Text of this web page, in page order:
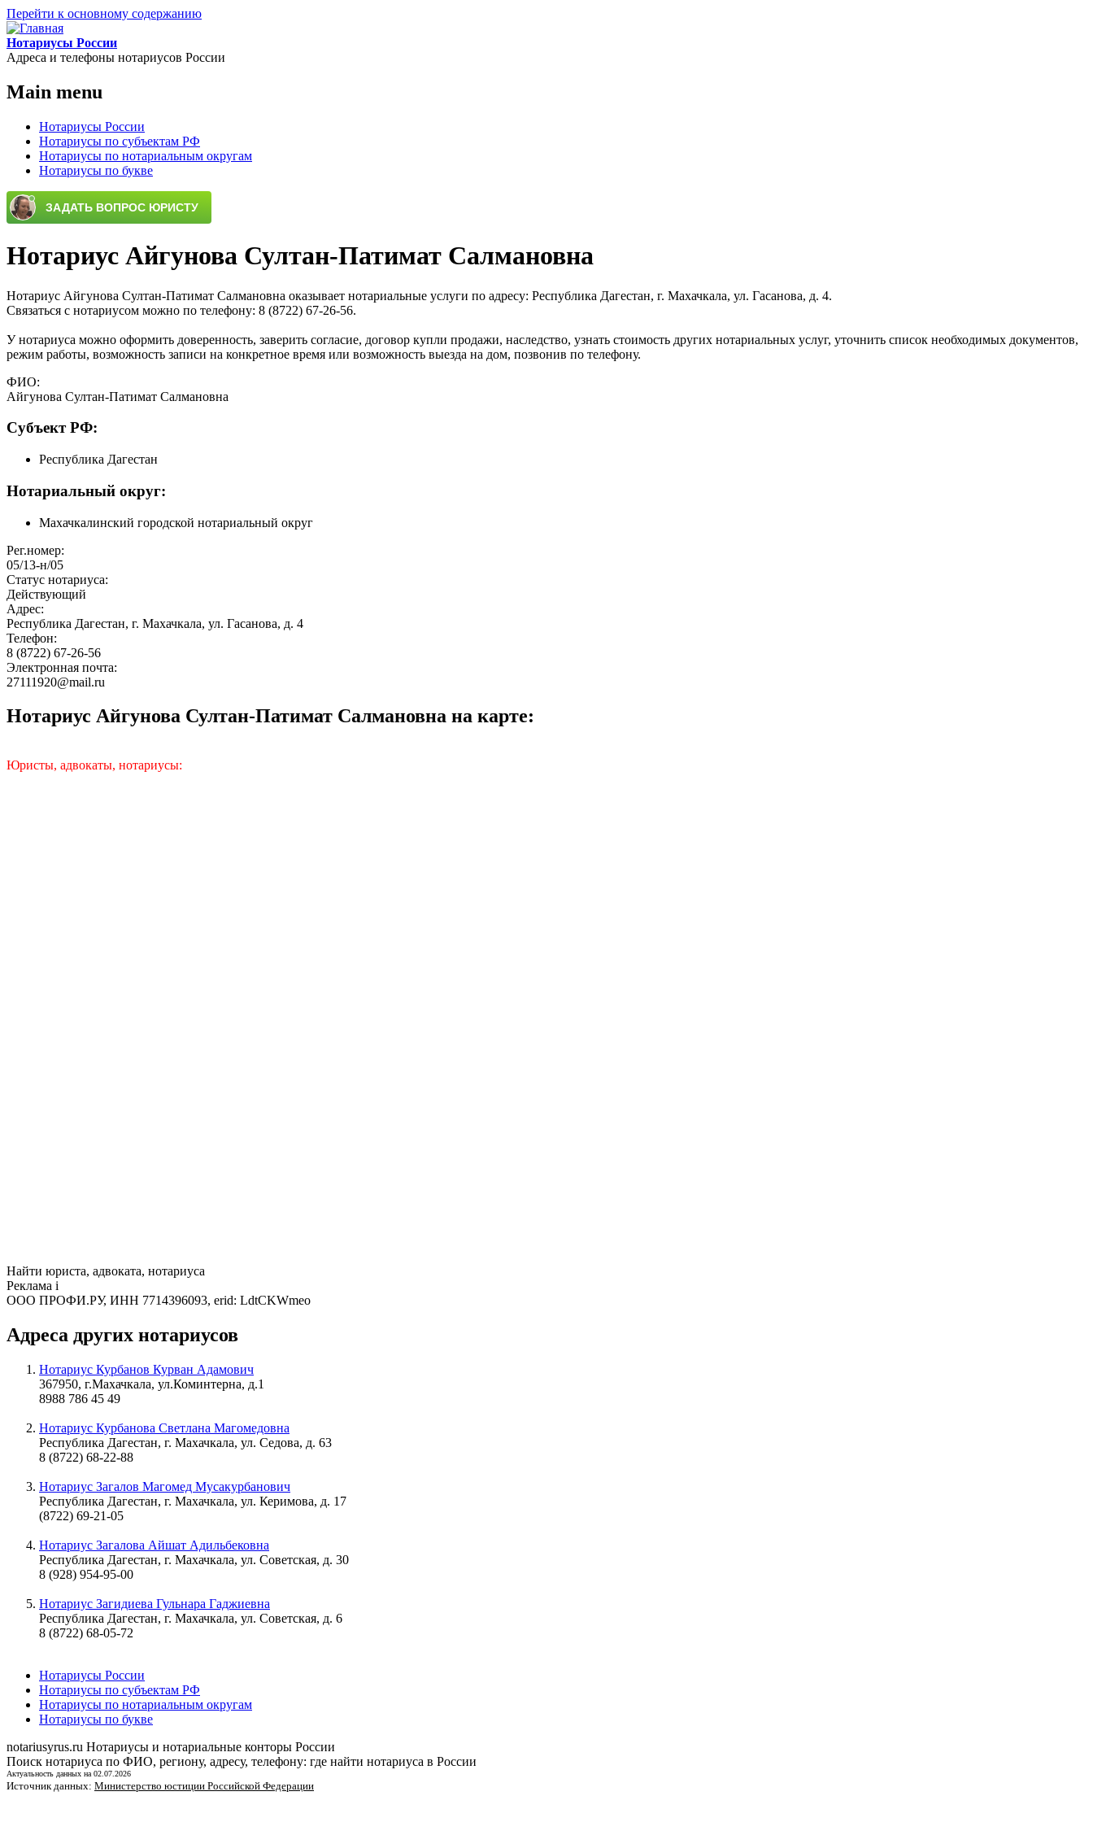
Перейти к основному содержанию
Нотариусы России
Адреса и телефоны нотариусов России
Main menu
Нотариусы России
Нотариусы по субъектам РФ
Нотариусы по нотариальным округам
Нотариусы по букве
Нотариус Айгунова Султан-Патимат Салмановна
Нотариус Айгунова Султан-Патимат Салмановна оказывает нотариальные услуги по адресу: Республика Дагестан, г. Махачкала, ул. Гасанова, д. 4.
Связаться с нотариусом можно по телефону: 8 (8722) 67-26-56.
У нотариуса можно оформить доверенность, заверить согласие, договор купли продажи, наследство, узнать стоимость других нотариальных услуг, уточнить список необходимых документов,
режим работы, возможность записи на конкретное время или возможность выезда на дом, позвонив по телефону.
ФИО:
Айгунова Султан-Патимат Салмановна
Cубъект РФ:
Республика Дагестан
Нотариальный округ:
Махачкалинский городской нотариальный округ
Рег.номер:
05/13-н/05
Статус нотариуса:
Действующий
Адрес:
Республика Дагестан, г. Махачкала, ул. Гасанова, д. 4
Телефон:
8 (8722) 67-26-56
Электронная почта:
27111920@mail.ru
Нотариус Айгунова Султан-Патимат Салмановна на карте:
Юристы, адвокаты, нотариусы:
Найти юриста, адвоката, нотариуса
Реклама i
ООО ПРОФИ.РУ, ИНН 7714396093, erid: LdtCKWmeo
Адреса других нотариусов
Нотариус Курбанов Курван Адамович
367950, г.Махачкала, ул.Коминтерна, д.1
8988 786 45 49
Нотариус Курбанова Светлана Магомедовна
Республика Дагестан, г. Махачкала, ул. Седова, д. 63
8 (8722) 68-22-88
Нотариус Загалов Магомед Мусакурбанович
Республика Дагестан, г. Махачкала, ул. Керимова, д. 17
(8722) 69-21-05
Нотариус Загалова Айшат Адильбековна
Республика Дагестан, г. Махачкала, ул. Советская, д. 30
8 (928) 954-95-00
Нотариус Загидиева Гульнара Гаджиевна
Республика Дагестан, г. Махачкала, ул. Советская, д. 6
8 (8722) 68-05-72
Нотариусы России
Нотариусы по субъектам РФ
Нотариусы по нотариальным округам
Нотариусы по букве
notariusyrus.ru Нотариусы и нотариальные конторы России
Поиск нотариуса по ФИО, региону, адресу, телефону: где найти нотариуса в России
Актуальность данных на 02.07.2026
Источник данных: Министерство юстиции Российской Федерации